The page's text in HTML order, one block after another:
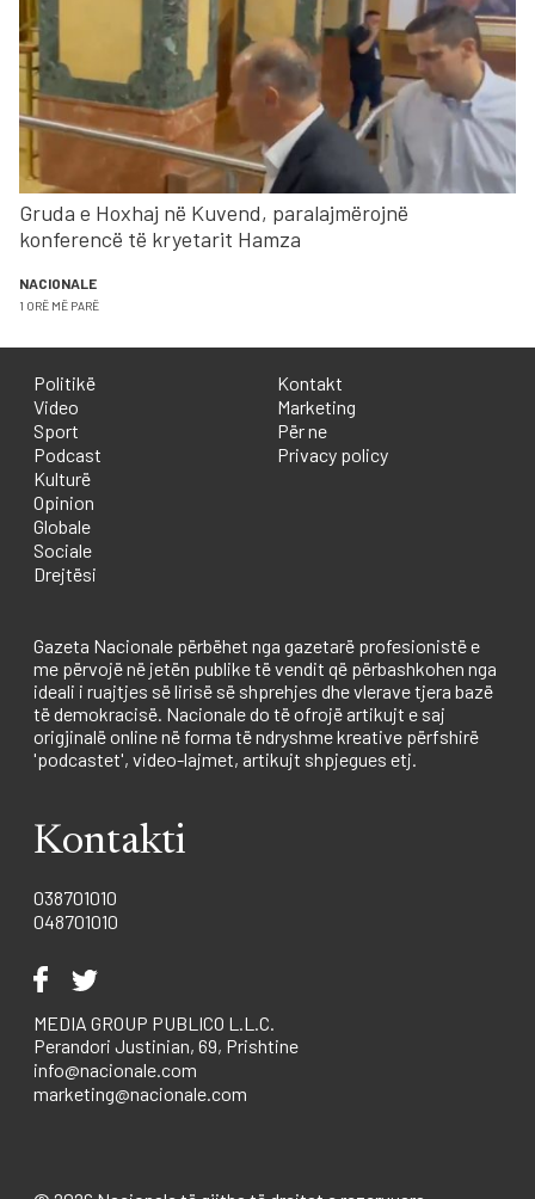
Gruda e Hoxhaj në Kuvend, paralajmërojnë
konferencë të kryetarit Hamza
NACIONALE
1 ORË MË PARË
Politikë
Video
Sport
Podcast
Kulturë
Opinion
Globale
Sociale
Drejtësi
Kontakt
Marketing
Për ne
Privacy policy
Gazeta Nacionale përbëhet nga gazetarë profesionistë e
me përvojë në jetën publike të vendit që përbashkohen nga
ideali i ruajtjes së lirisë së shprehjes dhe vlerave tjera bazë
të demokracisë. Nacionale do të ofrojë artikujt e saj
origjinalë online në forma të ndryshme kreative përfshirë
'podcastet', video-lajmet, artikujt shpjegues etj.
Kontakti
038701010
048701010
MEDIA GROUP PUBLICO L.L.C.
Perandori Justinian, 69, Prishtine
info@nacionale.com
marketing@nacionale.com